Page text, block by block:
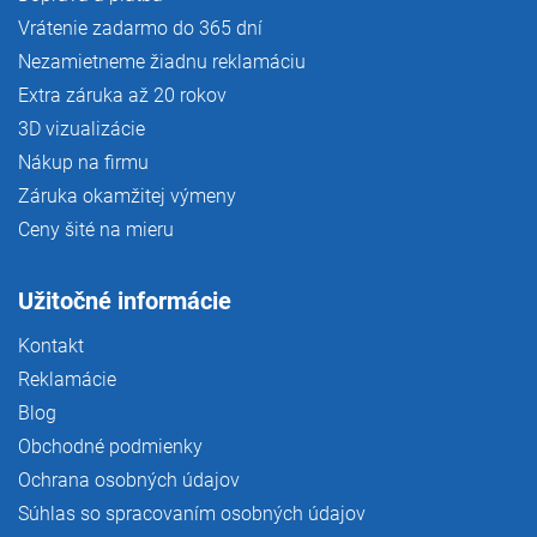
Vrátenie zadarmo do 365 dní
Nezamietneme žiadnu reklamáciu
Extra záruka až 20 rokov
3D vizualizácie
Nákup na firmu
Záruka okamžitej výmeny
Ceny šité na mieru
Užitočné informácie
Kontakt
Reklamácie
Blog
Obchodné podmienky
Ochrana osobných údajov
Súhlas so spracovaním osobných údajov